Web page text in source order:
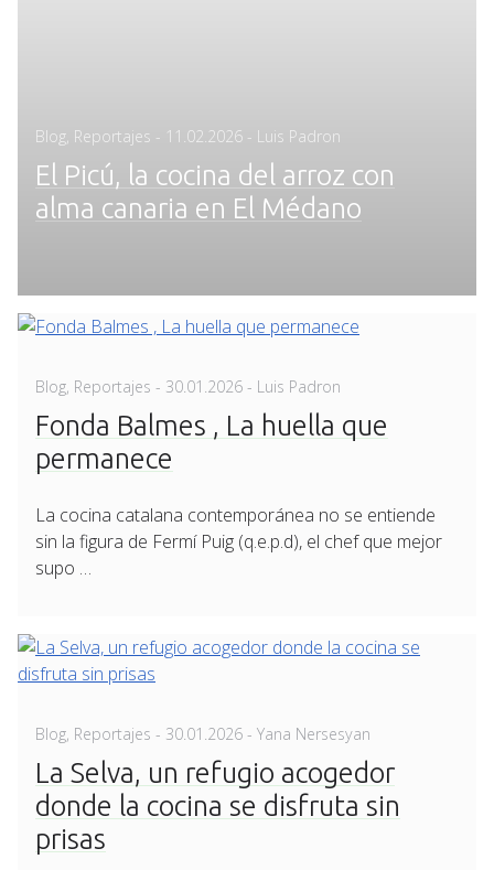
Blog Reportajes - Posted
11.02.2026 - Luis Padron
El Picú, la cocina del arroz con
alma canaria en El Médano
Blog, Reportajes - Posted
30.01.2026 - Luis Padron
Fonda Balmes , La huella que
permanece
La cocina catalana contemporánea no se entiende
sin la figura de Fermí Puig (q.e.p.d), el chef que mejor
supo …
Blog, Reportajes - Posted
30.01.2026 - Yana Nersesyan
La Selva, un refugio acogedor
donde la cocina se disfruta sin
prisas